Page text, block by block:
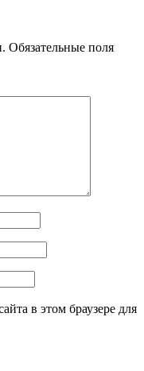
Обязательные поля
в этом браузере для